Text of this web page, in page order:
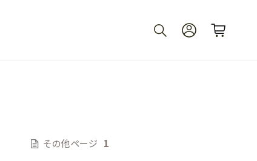
その他ページ 1